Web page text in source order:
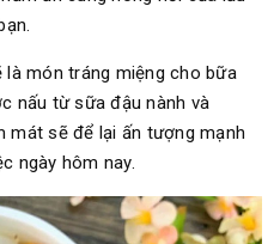
là món tráng miệng cho bữa
nấu từ sữa đậu nành và
mát sẽ để lại ấn tượng mạnh
ngày hôm nay.